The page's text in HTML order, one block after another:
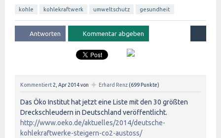
kohle kohlekraftwerk umweltschutz gesundheit
Kommentiert 2, Apr 2014von ✦ Erhard Renz (699 Punkte)
Das Öko Institut hat jetzt eine Liste mit den 30 größten
Dreckschleudern in Deutschland veröffentlicht.
http://www.oeko.de/aktuelles/2014/deutsche-
kohlekraftwerke-steigern-co2-austoss/